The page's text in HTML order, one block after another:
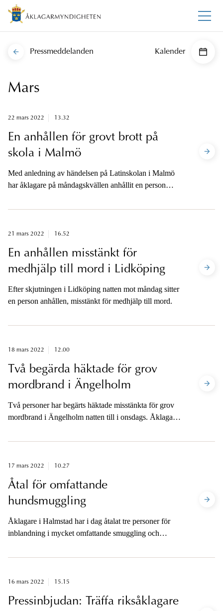
Pressmeddelanden Kalender
Mars
22 mars 2022 13.32
En anhållen för grovt brott på
skola i Malmö
Med anledning av händelsen på Latinskolan i Malmö
har åklagare på måndagskvällen anhållit en person
årsåldern.
21 mars 2022 16.52
En anhållen misstänkt för
medhjälp till mord i Lidköping
Efter skjutningen i Lidköping natten mot måndag sitter
en person anhållen, misstänkt för medhjälp till mord.
18 mars 2022 12.00
Två begärda häktade för grov
mordbrand i Ängelholm
Två personer har begärts häktade misstänkta för grov
mordbrand i Ängelholm natten till i onsdags. Åklagaren
häktningsförhandlingarna har avslutats.
17 mars 2022 10.27
Åtal för omfattande
hundsmuggling
Åklagare i Halmstad har i dag åtalat tre personer för
inblandning i mycket omfattande smuggling och
Åklagaren är tillgänglig för media.
16 mars 2022 15.15
Pressinbjudan: Träffa riksåklagare